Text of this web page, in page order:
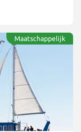
Maatschappelijk